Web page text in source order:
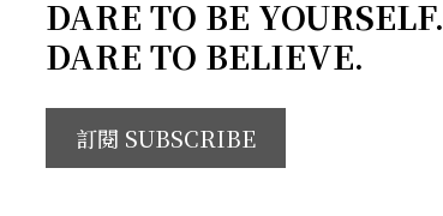
DARE TO BE YOURSELF.
DARE TO BELIEVE.
訂閱 SUBSCRIBE